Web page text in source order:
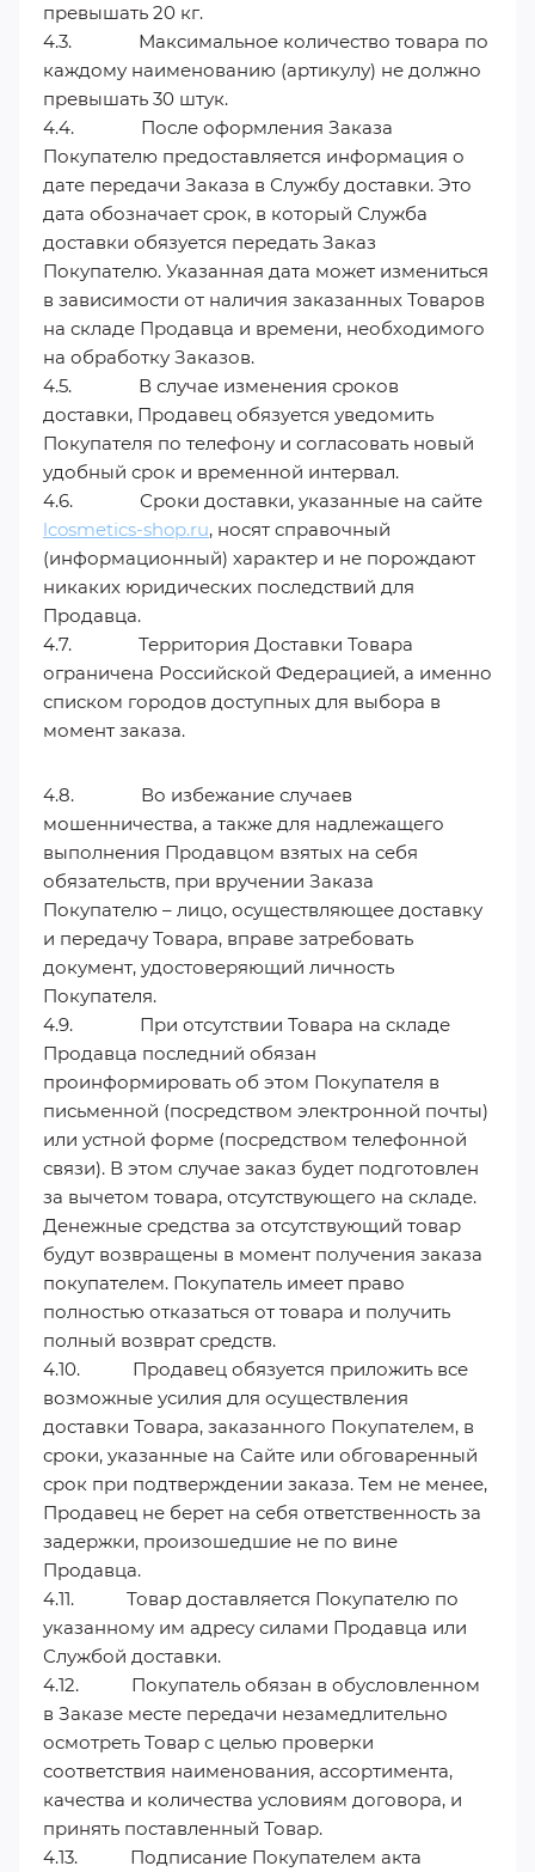
превышать 20 кг.
4.3. Максимальное количество товара по
каждому наименованию (артикулу) не должно
превышать 30 штук.
4.4. После оформления Заказа
Покупателю предоставляется информация о
дате передачи Заказа в Службу доставки. Это
дата обозначает срок, в который Служба
доставки обязуется передать Заказ
Покупателю. Указанная дата может измениться
в зависимости от наличия заказанных Товаров
на складе Продавца и времени, необходимого
на обработку Заказов.
4.5. В случае изменения сроков
доставки, Продавец обязуется уведомить
Покупателя по телефону и согласовать новый
удобный срок и временной интервал.
4.6. Сроки доставки, указанные на сайте
lcosmetics-shop.ru, носят справочный
(информационный) характер и не порождают
никаких юридических последствий для
Продавца.
4.7. Территория Доставки Товара
ограничена Российской Федерацией, а именно
списком городов доступных для выбора в
момент заказа.
4.8. Во избежание случаев
мошенничества, а также для надлежащего
выполнения Продавцом взятых на себя
обязательств, при вручении Заказа
Покупателю – лицо, осуществляющее доставку
и передачу Товара, вправе затребовать
документ, удостоверяющий личность
Покупателя.
4.9. При отсутствии Товара на складе
Продавца последний обязан
проинформировать об этом Покупателя в
письменной (посредством электронной почты)
или устной форме (посредством телефонной
связи). В этом случае заказ будет подготовлен
за вычетом товара, отсутствующего на складе.
Денежные средства за отсутствующий товар
будут возвращены в момент получения заказа
покупателем. Покупатель имеет право
полностью отказаться от товара и получить
полный возврат средств.
4.10. Продавец обязуется приложить все
возможные усилия для осуществления
доставки Товара, заказанного Покупателем, в
сроки, указанные на Сайте или обговаренный
срок при подтверждении заказа. Тем не менее,
Продавец не берет на себя ответственность за
задержки, произошедшие не по вине
Продавца.
4.11. Товар доставляется Покупателю по
указанному им адресу силами Продавца или
Службой доставки.
4.12. Покупатель обязан в обусловленном
в Заказе месте передачи незамедлительно
осмотреть Товар с целью проверки
соответствия наименования, ассортимента,
качества и количества условиям договора, и
принять поставленный Товар.
4.13. Подписание Покупателем акта